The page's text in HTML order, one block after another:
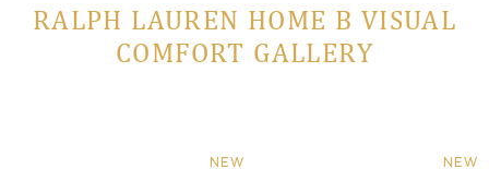
RALPH LAUREN HOME В VISUAL
COMFORT GALLERY
NEW NEW